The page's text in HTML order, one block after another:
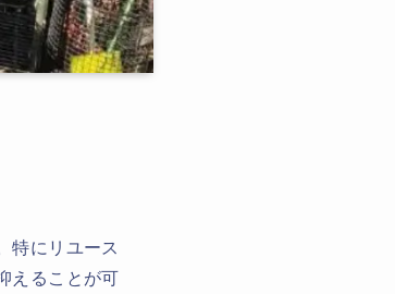
特にリユース
えることが可